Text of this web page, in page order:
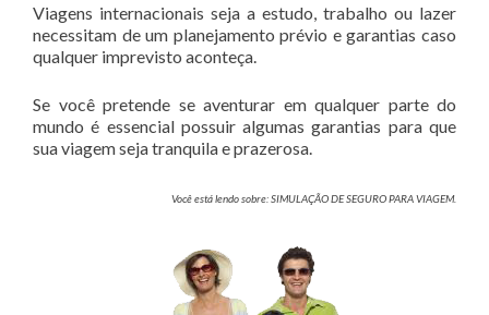
Viagens internacionais seja a estudo, trabalho ou lazer
necessitam de um planejamento prévio e garantias caso
qualquer imprevisto aconteça.
Se você pretende se aventurar em qualquer parte do
mundo é essencial possuir algumas garantias para que
sua viagem seja tranquila e prazerosa.
Você está lendo sobre: SIMULAÇÃO DE SEGURO PARA VIAGEM.